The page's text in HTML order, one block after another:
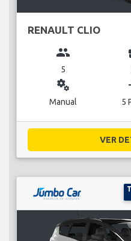
RENAULT CLIO
group
5
miscellaneous_services
Manual 5
VER